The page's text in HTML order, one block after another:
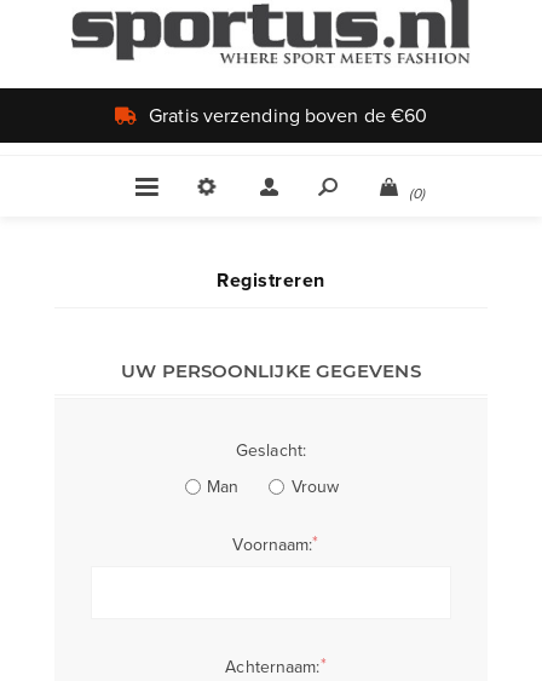
Gratis verzending boven de €60
(0)
Registreren
UW PERSOONLIJKE GEGEVENS
Geslacht:
Man
Vrouw
Voornaam:*
Achternaam:*